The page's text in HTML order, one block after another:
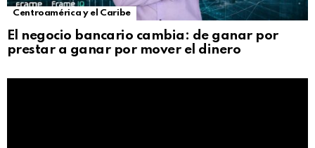
Centroamérica y el Caribe
El negocio bancario cambia: de ganar por
prestar a ganar por mover el dinero